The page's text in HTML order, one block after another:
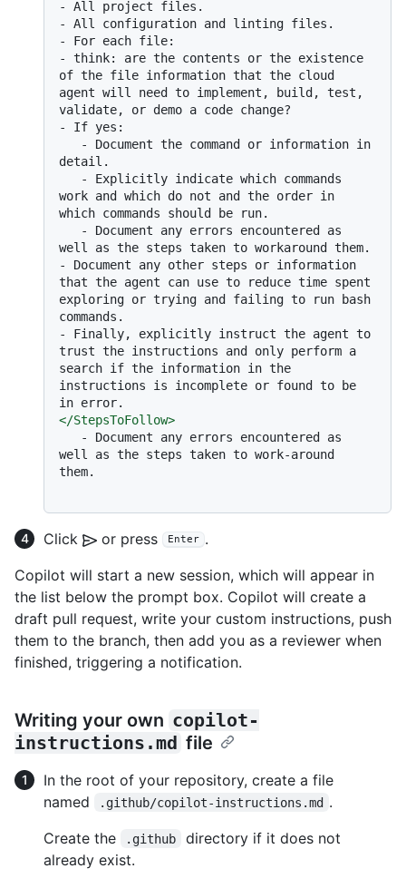
-
-
-
-
think: are the contents or the existence
of the file information that the cloud
agent will need to implement, build, test,
-
   -
Document the command or information in
   -
Explicitly indicate which commands
work and which do not and the order in
   -
Document any errors encountered as
-
Document any other steps or information
that the agent can use to reduce time spent
exploring or trying and failing to run bash
-
Finally, explicitly instruct the agent to
trust the instructions and only perform a
search if the information in the
instructions is incomplete or found to be
</StepsToFollow>
   -
Document any errors encountered as
well as the steps taken to work-around
them.
Click or press Enter .
Copilot will start a new session, which will appear in
the list below the prompt box. Copilot will create a
draft pull request, write your custom instructions, push
them to the branch, then add you as a reviewer when
finished, triggering a notification.
Writing your own copilot-
instructions.md file
In the root of your repository, create a file
named
.github/copilot-instructions.md .
Create the
.github
directory if it does not
already exist.